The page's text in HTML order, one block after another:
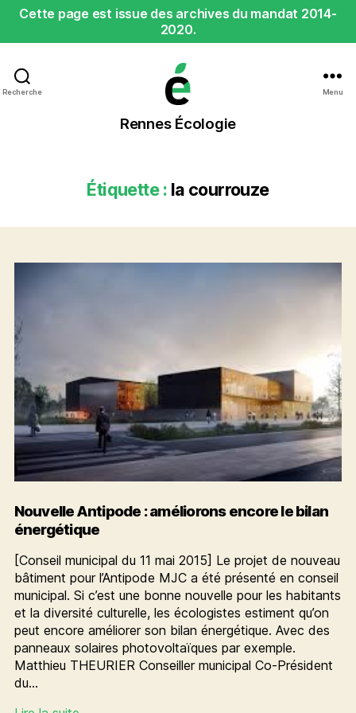
Cette page est issue des archives du mandat 2014-
2020.
Recherche
Rennes
Écologie
Rennes Écologie
Menu
Étiquette : la courrouze
Nouvelle Antipode : améliorons encore le bilan
énergétique
[Conseil municipal du 11 mai 2015] Le projet de nouveau
bâtiment pour l’Antipode MJC a été présenté en conseil
municipal. Si c’est une bonne nouvelle pour les habitants
et la diversité culturelle, les écologistes estiment qu’on
peut encore améliorer son bilan énergétique. Avec des
panneaux solaires photovoltaïques par exemple.
Matthieu THEURIER Conseiller municipal Co-Président
du…